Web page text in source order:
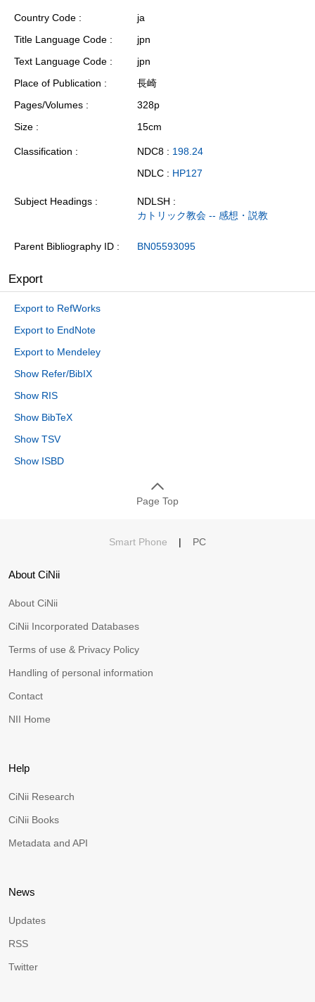
Country Code
ja
Title Language Code
jpn
Text Language Code
jpn
Place of Publication
長崎
Pages/Volumes
328p
Size
15cm
Classification NDC8 : 198.24
NDLC : HP127
Subject Headings
NDLSH :
カトリック教会 -- 感想・説教
Parent Bibliography ID BN05593095
Export
Export to RefWorks
Export to EndNote
Export to Mendeley
Show Refer/BibIX
Show RIS
Show BibTeX
Show TSV
Show ISBD
Page Top
Smart Phone | PC
About CiNii
About CiNii
CiNii Incorporated Databases
Terms of use & Privacy Policy
Handling of personal information
Contact
NII Home
Help
CiNii Research
CiNii Books
Metadata and API
News
Updates
RSS
Twitter